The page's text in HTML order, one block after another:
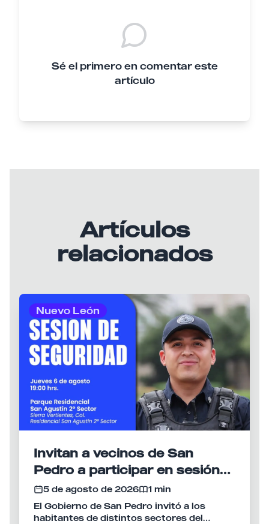
Sé el primero en comentar este
artículo
Artículos
relacionados
Nuevo León
Invitan a vecinos de San
Pedro a participar en sesión
de seguridad "Por un Solo
San Pedro Seguro y en Paz"
5 de agosto de 2026
1 min
El Gobierno de San Pedro invitó a los
habitantes de distintos sectores del